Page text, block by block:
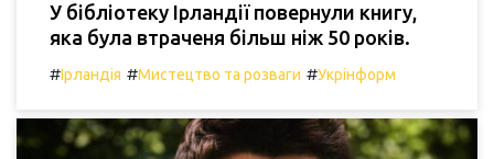
У бібліотеку Ірландії повернули книгу,
яка була втраченя більш ніж 50 років.
#Ірландія #Мистецтво та розваги #Укрінформ